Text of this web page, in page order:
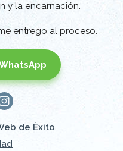
del Útero y la
y Federada en Usui
I
II
y la encarnación.
de Éxito